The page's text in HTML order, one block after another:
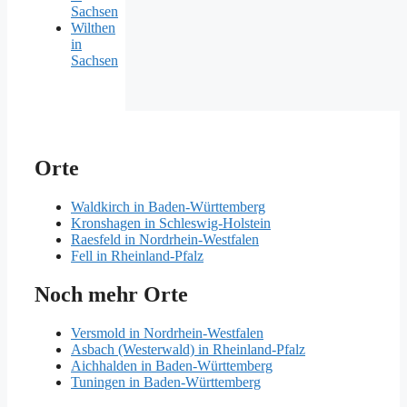
Sachsen
Wilthen
in
Sachsen
Orte
Waldkirch in Baden-Württemberg
Kronshagen in Schleswig-Holstein
Raesfeld in Nordrhein-Westfalen
Fell in Rheinland-Pfalz
Noch mehr Orte
Versmold in Nordrhein-Westfalen
Asbach (Westerwald) in Rheinland-Pfalz
Aichhalden in Baden-Württemberg
Tuningen in Baden-Württemberg